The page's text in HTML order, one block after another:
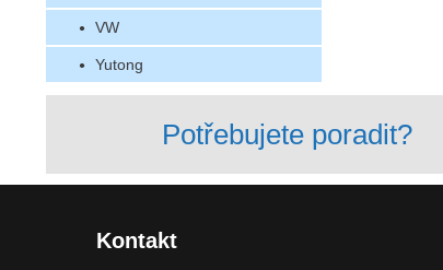
VW
Yutong
Potřebujete poradit?
Kontakt